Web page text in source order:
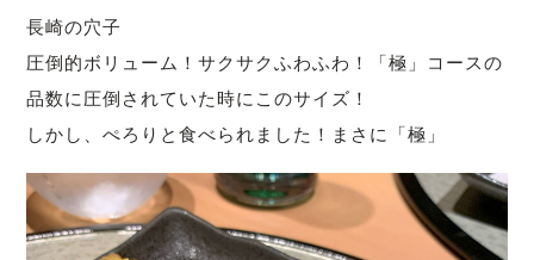
長崎の穴子
圧倒的ボリューム！サクサクふわふわ！「極」コースの
品数に圧倒されていた時にこのサイズ！
しかし、ぺろりと食べられました！まさに「極」